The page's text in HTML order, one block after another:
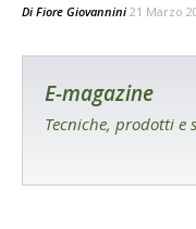
Di Fiore Giovannini 21 Marzo
E-magazine
Tecniche, prodotti e